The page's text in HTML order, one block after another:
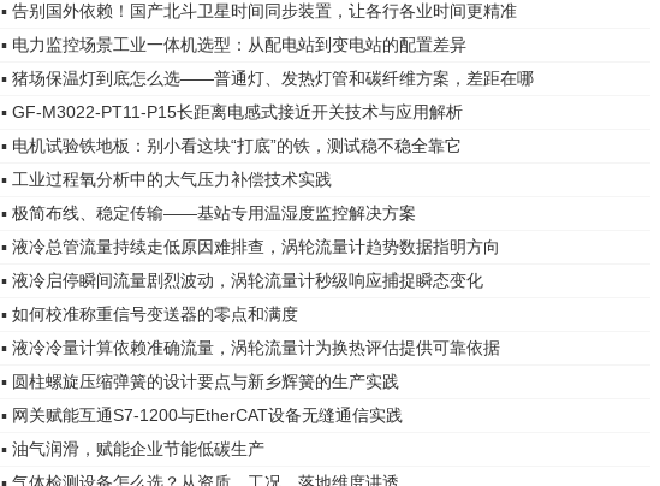
▪ 告别国外依赖！国产北斗卫星时间同步装置，让各行各业时间更精准
▪ 电力监控场景工业一体机选型：从配电站到变电站的配置差异
▪ 猪场保温灯到底怎么选——普通灯、发热灯管和碳纤维方案，差距在哪
▪ GF-M3022-PT11-P15长距离电感式接近开关技术与应用解析
▪ 电机试验铁地板：别小看这块“打底”的铁，测试稳不稳全靠它
▪ 工业过程氧分析中的大气压力补偿技术实践
▪ 极简布线、稳定传输——基站专用温湿度监控解决方案
▪ 液冷总管流量持续走低原因难排查，涡轮流量计趋势数据指明方向
▪ 液冷启停瞬间流量剧烈波动，涡轮流量计秒级响应捕捉瞬态变化
▪ 如何校准称重信号变送器的零点和满度
▪ 液冷冷量计算依赖准确流量，涡轮流量计为换热评估提供可靠依据
▪ 圆柱螺旋压缩弹簧的设计要点与新乡辉簧的生产实践
▪ 网关赋能互通S7-1200与EtherCAT设备无缝通信实践
▪ 油气润滑，赋能企业节能低碳生产